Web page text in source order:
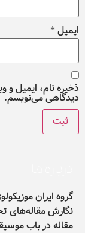
ایمیل *
ذخیره نام، ایمیل و
دیدگاهی می‌نویسم.
گروه ایران
نگارش مقاله‌های
مقاله در باب